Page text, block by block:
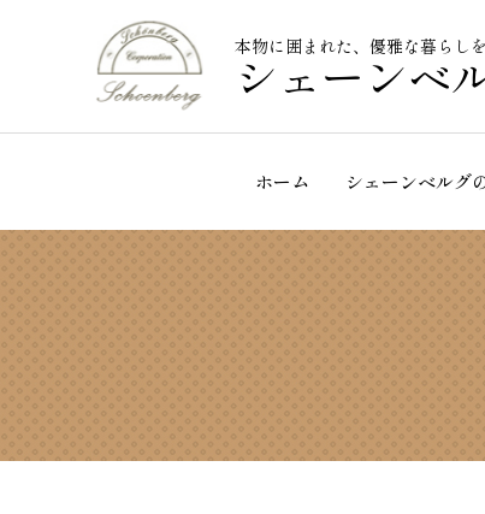
本物に囲まれた、優雅な暮らしを
シェーンベ
ホーム シェーンベルグ